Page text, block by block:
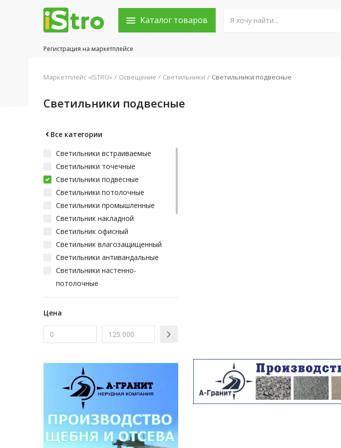
Каталог товаров
Регистрация на маркетплейсе
Объявления
Город: Колумбус
Маркетплейс «ISTRO» Освещение Светильники Светильники подвесные
Светильники подвесные
Все категории
Светильники встраиваемые
Светильники точечные
Светильники подвесные
Светильники потолочные
Светильники промышленные
Светильник накладной
Светильник офисный
Светильник влагозащищенный
Светильники антивандальные
Светильники настенно-
потолочные
Светильник энергосберегающий
Уличные светильники
Трековый светодиодный
Светильник переносной
Светильник взрывозащищенный
Домашние светильники
Светильники для общественных
помещений
Светильники на штанге
Цена